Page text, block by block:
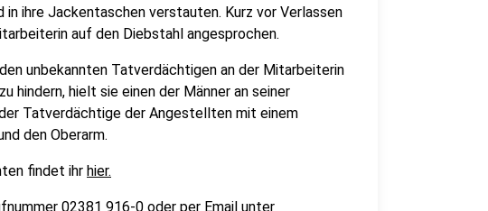
in ihre Jackentaschen verstauten. Kurz vor Verlassen
auf den Diebstahl angesprochen.
unbekannten Tatverdächtigen an der Mitarbeiterin
hindern, hielt sie einen der Männer an seiner
Tatverdächtige der Angestellten mit einem
den Oberarm.
findet ihr hier.
02381 916-0 oder per Email unter